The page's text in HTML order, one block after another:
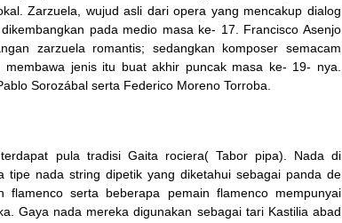
Zarzuela, wujud asli dari opera yang mencakup dialog
pada medio masa ke- 17. Francisco Asenjo
zarzuela romantis; sedangkan komposer semacam
jenis itu buat akhir puncak masa ke- 19- nya.
Sorozábal serta Federico Moreno Torroba.
pula tradisi Gaita rociera( Tabor pipa). Nada di
tipe nada string dipetik yang diketahui sebagai panda de
flamenco serta beberapa pemain flamenco mempunyai
Gaya nada mereka digunakan sebagai tari Kastilia abad